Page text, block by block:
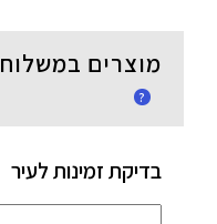
מוצרים
?
בדיקת זמינות לעיר